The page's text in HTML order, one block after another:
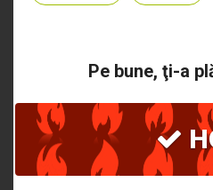
Pe bune, ţi-a